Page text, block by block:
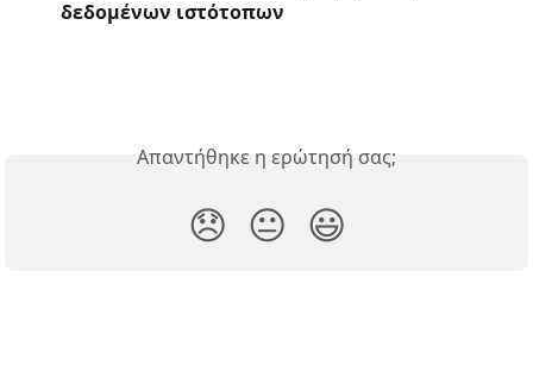
δεδομένων ιστότοπων
Απαντήθηκε η ερώτησή σας;
😞 😐 😃